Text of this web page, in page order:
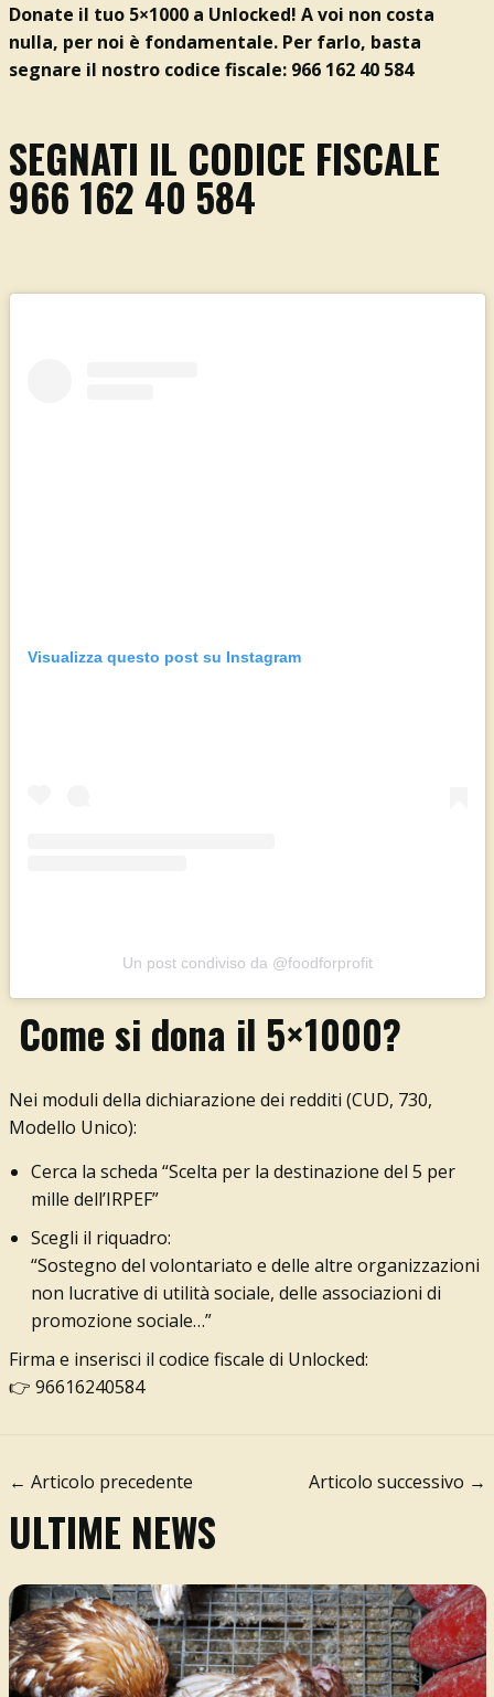
Donate il tuo 5×1000 a Unlocked! A voi non costa
nulla, per noi è fondamentale. Per farlo, basta
segnare il nostro codice fiscale: 966 162 40 584
SEGNATI IL CODICE FISCALE
966 162 40 584
Visualizza questo post su Instagram
Un post condiviso da @foodforprofit
Come si dona il 5×1000?
Nei moduli della dichiarazione dei redditi (CUD, 730,
Modello Unico):
Cerca la scheda “Scelta per la destinazione del 5 per
mille dell’IRPEF”
Scegli il riquadro:
“Sostegno del volontariato e delle altre organizzazioni
non lucrative di utilità sociale, delle associazioni di
promozione sociale…”
Firma e inserisci il codice fiscale di Unlocked:
👉 96616240584
← Articolo precedente Articolo successivo →
ULTIME NEWS